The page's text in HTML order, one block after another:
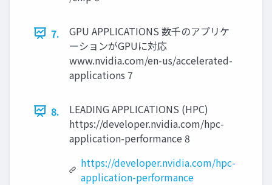
7.
GPU APPLICATIONS 数千のアプリケ
ーションがGPUに対応
www.nvidia.com/en-us/accelerated-
applications 7
8.
LEADING APPLICATIONS (HPC)
https://developer.nvidia.com/hpc-
application-performance 8
https://developer.nvidia.com/hpc-
application-performance